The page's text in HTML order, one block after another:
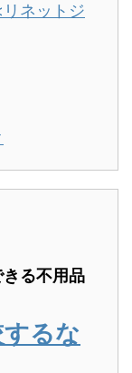
リネットジ
る不用品
るな